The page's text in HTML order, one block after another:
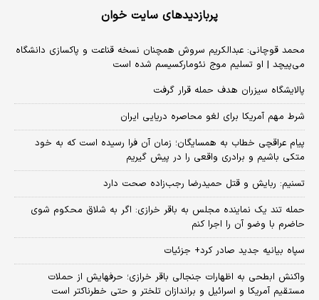
پربازدیدهای سایت خوان
محمد قوچانی: عبدالکریم سروش همچنان نسخه قناعت و پاکسازی دانشگاه
می‌پیچد | او تسلیم موج نئومارکسیسم شده است
پالایشگاه سیزران هدف حمله قرار گرفت
شرط مهم آمریکا برای لغو محاصره دریایی ایران
پیام عراقچی خطاب به همسایگان؛ زمان آن فرا رسیده است که به خود
متکی باشیم و برادری واقعی را در پیش گیریم
تسنیم: ربایش و قتل حمیدرضا رجب‌زاده صحت دارد
حمله تند یک نماینده مجلس به باقر خرازی: اگر به شلاق محکوم شوی
حاضرم با وضو آن را اجرا کنم
سپاه بیانیه جدید صادر کرد+ جزئیات
واکنش ابطحی به اظهارات جنجالی باقر خرازی؛ حرفهایش از حملات
مستقیم آمریکا و اسرائیل و براندازان تلختر و حتی خطرناکتر است